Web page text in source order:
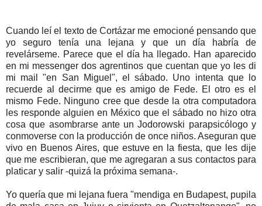
Cuando leí el texto de Cortázar me emocioné pensando que
yo seguro tenía una lejana y que un día habría de
revelárseme. Parece que el día ha llegado. Han aparecido
en mi messenger dos agrentinos que cuentan que yo les di
mi mail "en San Miguel", el sábado. Uno intenta que lo
recuerde al decirme que es amigo de Fede. El otro es el
mismo Fede. Ninguno cree que desde la otra computadora
les responde alguien en México que el sábado no hizo otra
cosa que asombrarse ante un Jodorowski parapsicólogo y
conmoverse con la producción de once niños. Aseguran que
vivo en Buenos Aires, que estuve en la fiesta, que les dije
que me escribieran, que me agregaran a sus contactos para
platicar y salir -quizá la próxima semana-.
Yo quería que mi lejana fuera "mendiga en Budapest, pupila